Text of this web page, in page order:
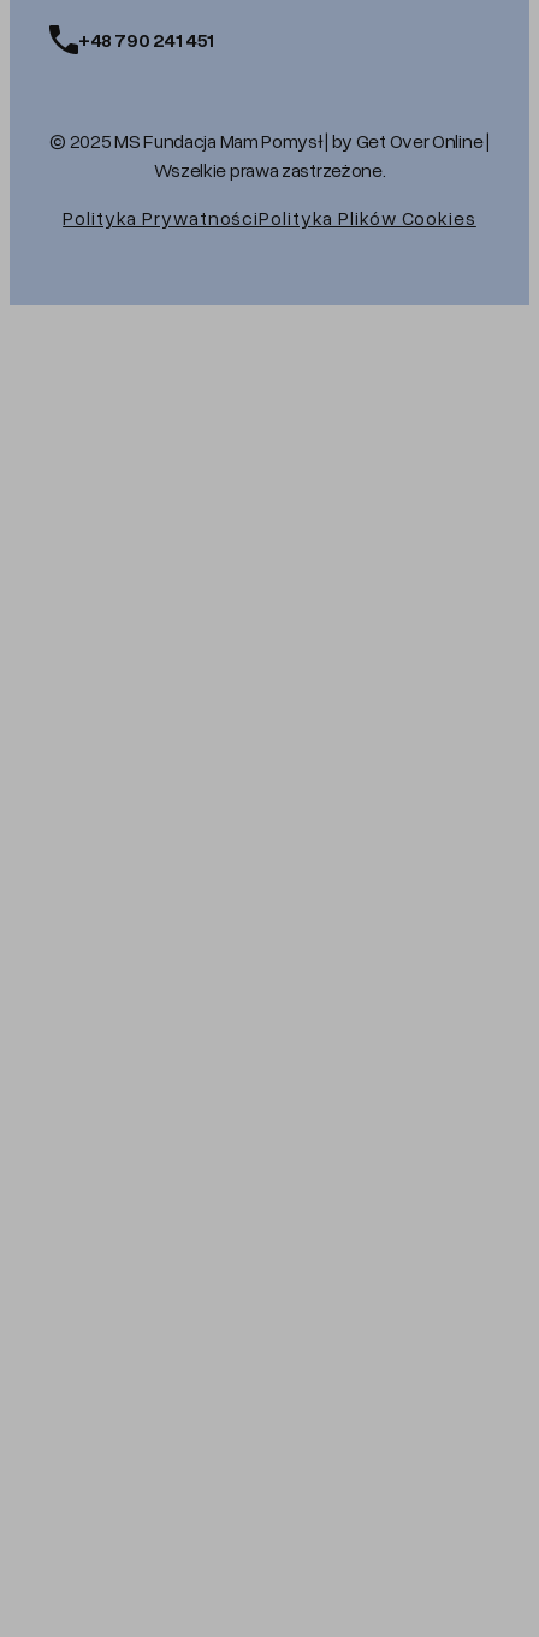
+48 790 241 451
© 2025 MS Fundacja Mam Pomysł | by Get Over Online |
Wszelkie prawa zastrzeżone.
Polityka PrywatnościPolityka Plików Cookies